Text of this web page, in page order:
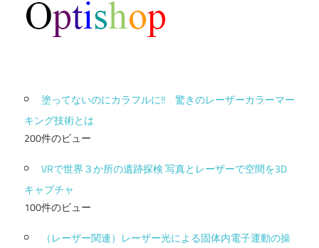
塗ってないのにカラフルに!! 驚きのレーザーカラーマー
キング技術とは
200件のビュー
VRで世界３か所の遺跡探検 写真とレーザーで空間を3D
キャプチャ
100件のビュー
（レーザー関連）レーザー光による固体内電子運動の操